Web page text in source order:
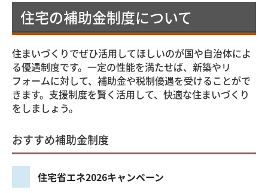
ごあいさつ
アクセス
スタッフ紹介
お客様の声
よくあるご質問
住宅の補助金制度について
住まいづくりでぜひ活用してほしいのが国や自治体によ
る優遇制度です。一定の性能を満たせば、新築やリ
フォームに対して、補助金や税制優遇を受けることがで
きます。支援制度を賢く活用して、快適な住まいづくり
をしましょう。
おすすめ補助金制度
住宅省エネ2026キャンペーン